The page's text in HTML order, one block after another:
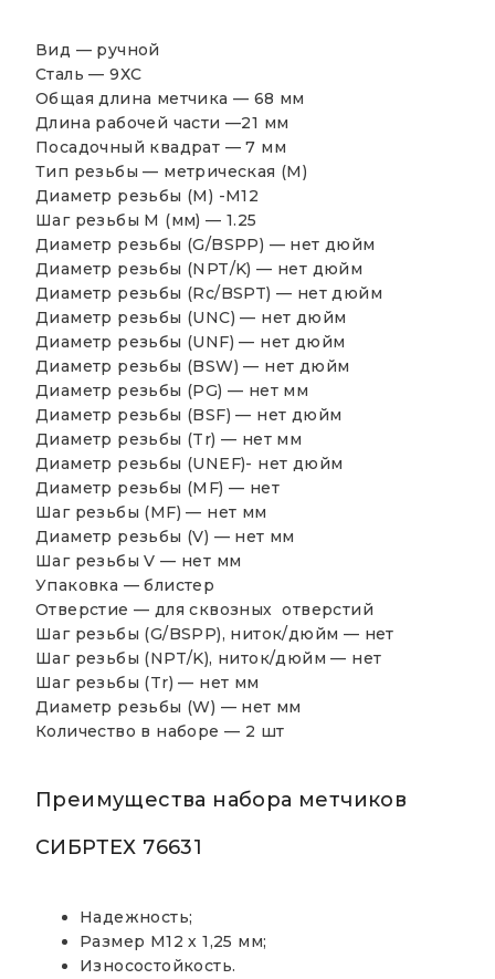
Вид — ручной
Сталь — 9ХС
Общая длина метчика — 68 мм
Длина рабочей части —21 мм
Посадочный квадрат —7 мм
Тип резьбы — метрическая (М)
Диаметр резьбы (М) -М12
Шаг резьбы М (мм) — 1.25
Диаметр резьбы (G/BSPP) — нет дюйм
Диаметр резьбы (NPT/K) — нет дюйм
Диаметр резьбы (Rc/BSPT) — нет дюйм
Диаметр резьбы (UNC) — нет дюйм
Диаметр резьбы (UNF) — нет дюйм
Диаметр резьбы (BSW) — нет дюйм
Диаметр резьбы (PG) — нет мм
Диаметр резьбы (BSF) — нет дюйм
Диаметр резьбы (Tr) — нет мм
Диаметр резьбы (UNEF)- нет дюйм
Диаметр резьбы (MF) — нет
Шаг резьбы (MF) — нет мм
Диаметр резьбы (V) — нет мм
Шаг резьбы V — нет мм
Упаковка — блистер
Отверстие — для сквозных отверстий
Шаг резьбы (G/BSPP), ниток/дюйм — нет
Шаг резьбы (NPT/K), ниток/дюйм — нет
Шаг резьбы (Tr) — нет мм
Диаметр резьбы (W) — нет мм
Количество в наборе — 2 шт
Преимущества набора метчиков
СИБРТЕХ 76631
Надежность;
Размер М12 х 1,25 мм;
Износостойкость.